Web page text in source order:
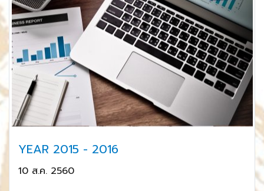
YEAR 2015 - 2016
10 ส.ค. 2560